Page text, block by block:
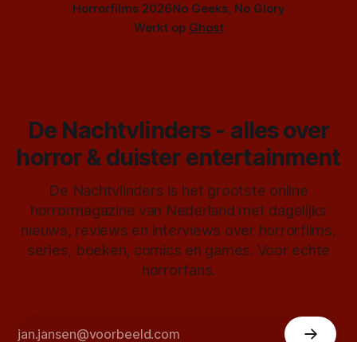
Horrorfilms 2026No Geeks, No Glory
Werkt op Ghost
De Nachtvlinders - alles over
horror & duister entertainment
De Nachtvlinders is het grootste online
horrormagazine van Nederland met dagelijks
nieuws, reviews en interviews over horrorfilms,
series, boeken, comics en games. Voor echte
horrorfans.